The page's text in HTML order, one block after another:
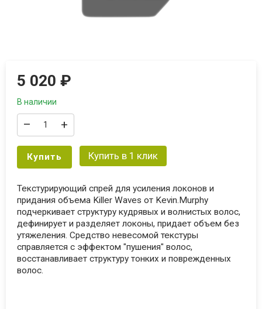
5 020₽
В наличии
– +
Купить Купить в 1 клик
Текстурирующий спрей для усиления локонов и
придания объема Killer Waves от Kevin.Murphy
подчеркивает структуру кудрявых и волнистых волоc,
дефинирует и разделяет локоны, придает объем без
утяжеления. Средство невесомой текстуры
справляется с эффектом "пушения" волос,
восстанавливает структуру тонких и поврежденных
волос.